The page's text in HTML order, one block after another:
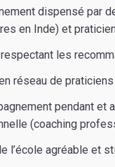
dispensé par
en Inde) et
les
réseau de
pendant et
(coaching
l’école agréable et